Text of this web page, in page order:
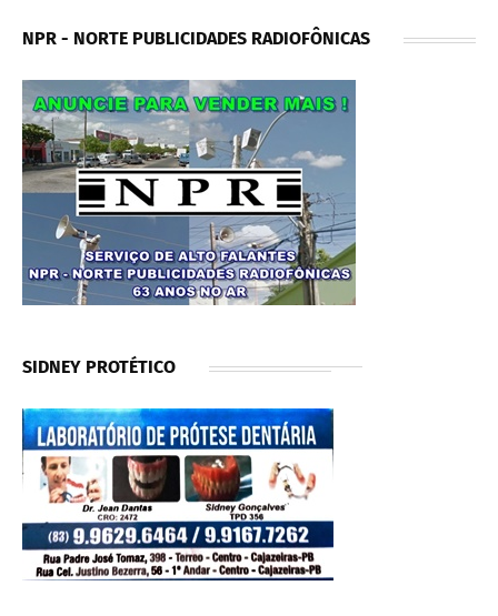
NPR - NORTE PUBLICIDADES RADIOFÔNICAS
SIDNEY PROTÉTICO